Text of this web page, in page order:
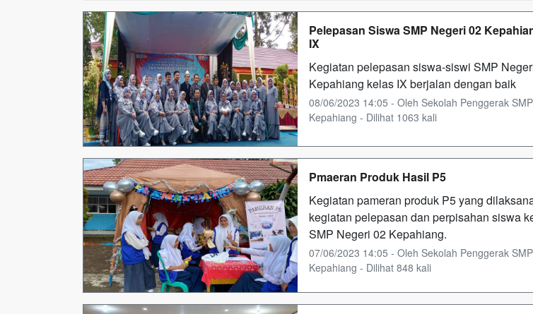
Pelepasan Siswa SMP Negeri 02
IX
Kegiatan pelepasan siswa-siswi SMP
Kepahiang kelas IX berjalan dengan baik
08/06/2023 14:05 - Oleh Sekolah Penggerak
Kepahiang - Dilihat 1063 kali
Pmaeran Produk Hasil P5
Kegiatan pameran produk P5 yang
kegiatan pelepasan dan perpisahan siswa
SMP Negeri 02 Kepahiang.
07/06/2023 14:05 - Oleh Sekolah Penggerak
Kepahiang - Dilihat 848 kali